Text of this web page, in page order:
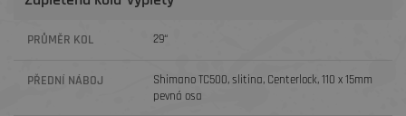
PRŮMĚR KOL 29“
PŘEDNÍ NÁBOJ
Shimano TC500, slitina, Centerlock, 110 x 15mm
pevná osa